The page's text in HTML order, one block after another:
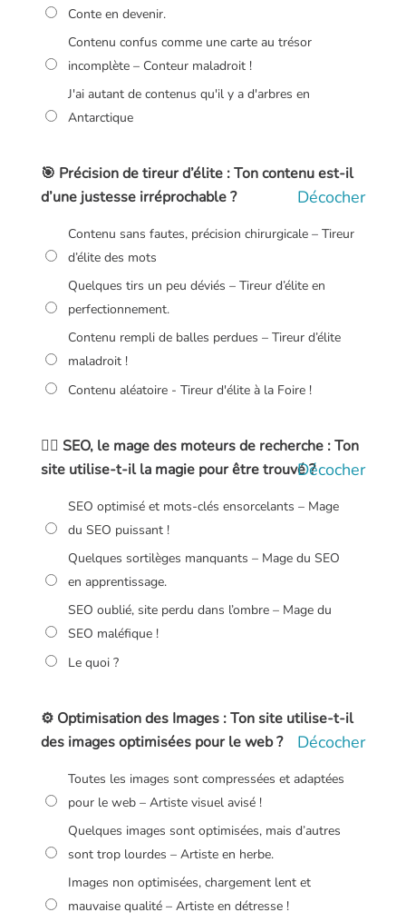
Conte en devenir.
Contenu confus comme une carte au trésor
incomplète – Conteur maladroit !
J'ai autant de contenus qu'il y a d'arbres en
Antarctique
🎯 Précision de tireur d’élite : Ton contenu est-il
d’une justesse irréprochable ?
Décocher
Contenu sans fautes, précision chirurgicale – Tireur
d’élite des mots
Quelques tirs un peu déviés – Tireur d’élite en
perfectionnement.
Contenu rempli de balles perdues – Tireur d’élite
maladroit !
Contenu aléatoire - Tireur d'élite à la Foire !
🧙‍♂️ SEO, le mage des moteurs de recherche : Ton
site utilise-t-il la magie pour être trouvé ?Décocher
SEO optimisé et mots-clés ensorcelants – Mage
du SEO puissant !
Quelques sortilèges manquants – Mage du SEO
en apprentissage.
SEO oublié, site perdu dans l’ombre – Mage du
SEO maléfique !
Le quoi ?
⚙️ Optimisation des Images : Ton site utilise-t-il
des images optimisées pour le web ?
Décocher
Toutes les images sont compressées et adaptées
pour le web – Artiste visuel avisé !
Quelques images sont optimisées, mais d’autres
sont trop lourdes – Artiste en herbe.
Images non optimisées, chargement lent et
mauvaise qualité – Artiste en détresse !